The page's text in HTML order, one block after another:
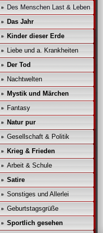
Des Menschen Last & Leben
Das Jahr
Kinder dieser Erde
Liebe und a. Krankheiten
Der Tod
Nachtwelten
Mystik und Märchen
Fantasy
Natur pur
Gesellschaft & Politik
Krieg & Frieden
Arbeit & Schule
Satire
Sonstiges und Allerlei
Geburtstagsgrüße
Sportlich gesehen